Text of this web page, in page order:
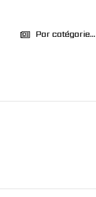
Par catégorie...